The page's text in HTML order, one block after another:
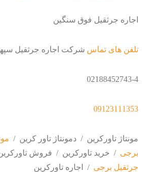
اجاره جرثقیل فوق سنگین
تلفن های تماس شرکت اجاره جرثقیل
02188452743-4
09123111353
مونتاژ تاورکرین / دمونتاژ تاور کرین /
برجی / خرید تاورکرین / فروش
جرثقیل برجی / اجاره تاورکرین